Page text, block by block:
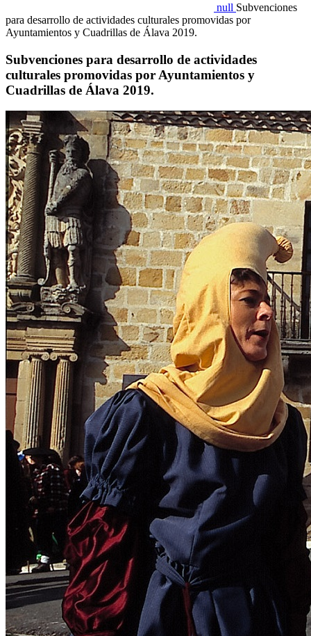
null Subvenciones
para desarrollo de actividades culturales promovidas por
Ayuntamientos y Cuadrillas de Álava 2019.
Subvenciones para desarrollo de actividades
culturales promovidas por Ayuntamientos y
Cuadrillas de Álava 2019.